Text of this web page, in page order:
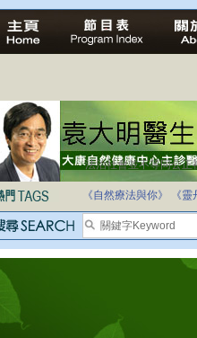
法治社會並不等同公正
自家教育合法化-推動多
《自然療法與你》
《